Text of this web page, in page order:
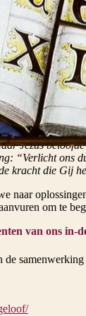
Houd de
over,
een band op
grond van zijn
twee
De wet is
de
Jezus vierde
geroepen
Heeft Een van
Jezus
“Verlicht ons
kracht die Gij
naar
om te
van ons in-